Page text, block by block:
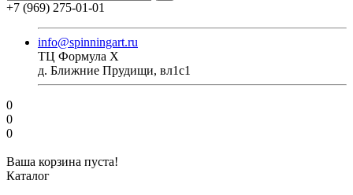
+7 (969) 275-01-01
info@spinningart.ru
ТЦ Формула X
д. Ближние Прудищи, вл1с1
0
0
0
Ваша корзина пуста!
Каталог